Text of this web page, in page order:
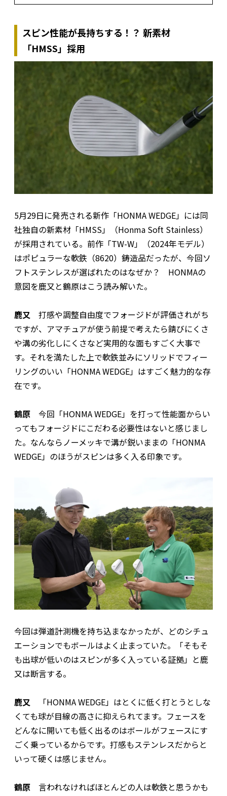
スピン性能が長持ちする！？ 新素材
「HMSS」採用
5月29日に発売される新作「HONMA WEDGE」には同
社独自の新素材「HMSS」（Honma Soft Stainless）
が採用されている。前作「TW-W」（2024年モデル）
はポピュラーな軟鉄（8620）鋳造品だったが、今回ソ
フトステンレスが選ばれたのはなぜか？ HONMAの
意図を鹿又と鶴原はこう読み解いた。
鹿又 打感や調整自由度でフォージドが評価されがち
ですが、アマチュアが使う前提で考えたら錆びにくさ
や溝の劣化しにくさなど実用的な面もすごく大事で
す。それを満たした上で軟鉄並みにソリッドでフィー
リングのいい「HONMA WEDGE」はすごく魅力的な存
在です。
鶴原 今回「HONMA WEDGE」を打って性能面からい
ってもフォージドにこだわる必要性はないと感じまし
た。なんならノーメッキで溝が鋭いままの「HONMA
WEDGE」のほうがスピンは多く入る印象です。
今回は弾道計測機を持ち込まなかったが、どのシチュ
エーションでもボールはよく止まっていた。「そもそ
も出球が低いのはスピンが多く入っている証拠」と鹿
又は断言する。
鹿又 「HONMA WEDGE」はとくに低く打とうとしな
くても球が目線の高さに抑えられてます。フェースを
どんなに開いても低く出るのはボールがフェースにす
ごく乗っているからです。打感もステンレスだからと
いって硬くは感じません。
鶴原 言われなければほとんどの人は軟鉄と思うかも